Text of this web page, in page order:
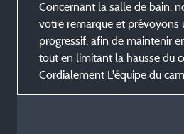
Concernant la salle de bain,
votre remarque et prévoyons
progressif, afin de maintenir
tout en limitant la hausse du
Cordialement L'équipe du